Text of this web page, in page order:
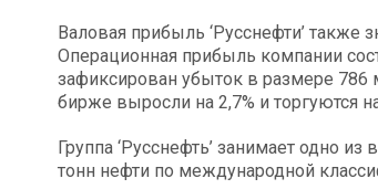
Валовая прибыль ‘Русснефти’ также
Операционная прибыль компании
зафиксирован убыток в размере 786
бирже выросли на 2,7% и торгуются
Группа ‘Русснефть’ занимает одно
тонн нефти по международной